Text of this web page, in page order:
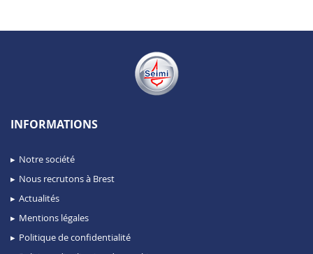
INFORMATIONS
Notre société
Nous recrutons à Brest
Actualités
Mentions légales
Politique de confidentialité